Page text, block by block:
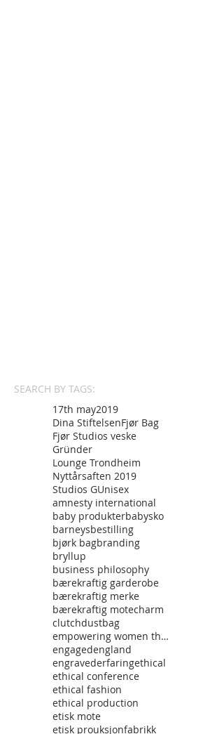
SEARCH BY TAGS:
17th may2019
Dina StiftelsenFjør Bag
Fjør Studios veske
Gründer
Lounge Trondheim
Nyttårsaften 2019
Studios GUnisex
amnesty international
baby produkterbabysko
barneysbestilling
bjørk bagbranding
bryllup
business philosophy
bærekraftig garderobe
bærekraftig merke
bærekraftig motecharm
clutchdustbag
empowering women through fashon
engagedengland
engravederfaringethical
ethical conference
ethical fashion
ethical production
etisk mote
etisk prouksjonfabrikk